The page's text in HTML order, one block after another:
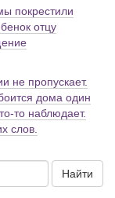
покрестили
отцу
не пропускает.
дома один
то наблюдает.
слов.
Найти